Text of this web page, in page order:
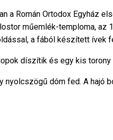
a Román Ortodox Egyház
műemlék-temploma,
a fából készített ívek
díszítik és egy kis torony
dóm fed. A hajó